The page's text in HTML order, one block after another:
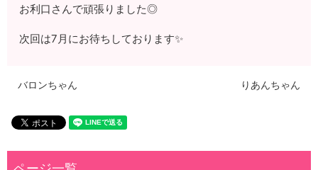
お利口さんで頑張りました◎
次回は7月にお待ちしております✨
バロンちゃん りあんちゃん